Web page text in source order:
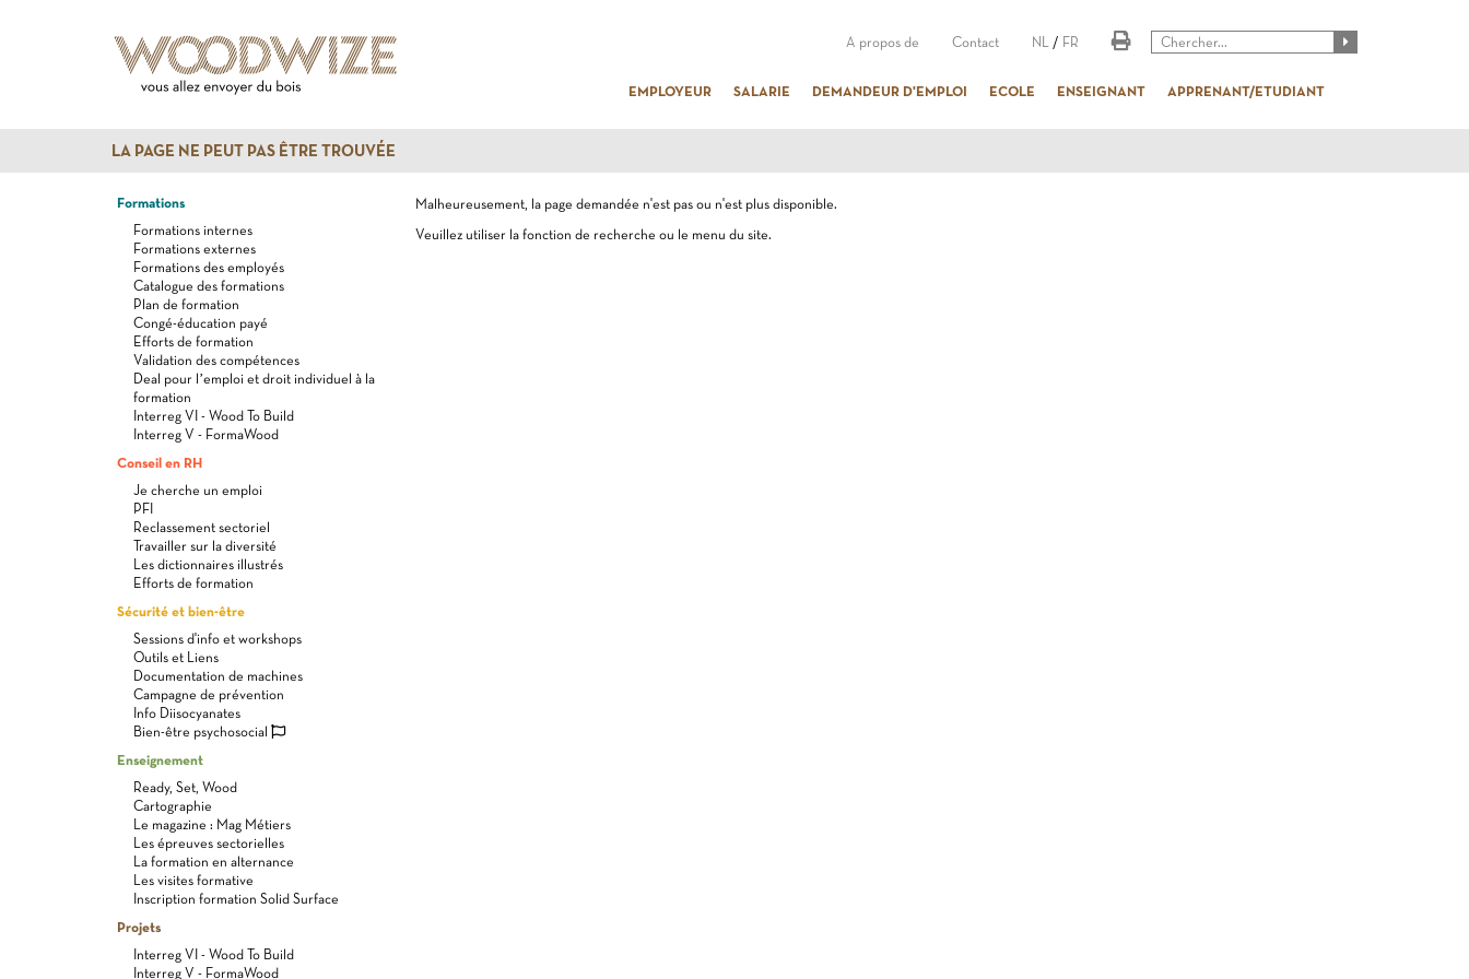
A propos de Contact NL / FR
EMPLOYEUR SALARIE DEMANDEUR D'EMPLOI ECOLE ENSEIGNANT APPRENANT/ETUDIANT
LA PAGE NE PEUT PAS ÊTRE TROUVÉE
Formations
Formations internes
Formations externes
Formations des employés
Catalogue des formations
Plan de formation
Congé-éducation payé
Efforts de formation
Validation des compétences
Deal pour l’emploi et droit individuel à la
formation
Interreg VI - Wood To Build
Interreg V - FormaWood
Conseil en RH
Je cherche un emploi
PFI
Reclassement sectoriel
Travailler sur la diversité
Les dictionnaires illustrés
Efforts de formation
Sécurité et bien-être
Sessions d'info et workshops
Outils et Liens
Documentation de machines
Campagne de prévention
Info Diisocyanates
Bien-être psychosocial
Enseignement
Ready, Set, Wood
Cartographie
Le magazine : Mag Métiers
Les épreuves sectorielles
La formation en alternance
Les visites formative
Inscription formation Solid Surface
Projets
Interreg VI - Wood To Build
Interreg V - FormaWood
Malheureusement, la page demandée n'est pas ou n'est plus disponible.
Veuillez utiliser la fonction de recherche ou le menu du site.